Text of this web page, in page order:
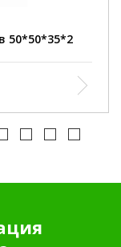
50*50*35*2